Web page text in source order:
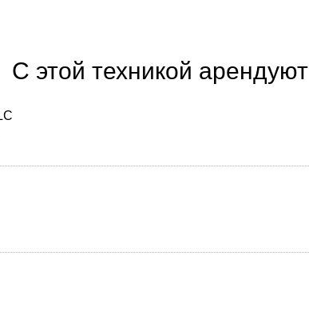
С этой техникой арендуют